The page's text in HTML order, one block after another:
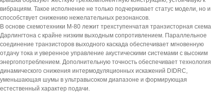
вибрациям. Такое исполнение не только подчеркивает статус модели, но и
способствует снижению нежелательных резонансов.
В основе схемотехники M-80 лежит трехступенчатая транзисторная схема
Дарлингтона с крайне низким выходным сопротивлением. Параллельное
соединение транзисторов выходного каскада обеспечивает мгновенную
отдачу тока и уверенное управление акустическими системами с высоким
энергопотреблением. Дополнительную точность обеспечивает технология
динамического снижения интермодуляционных искажений DIDRC,
уменьшающая шумы в ультравысоком диапазоне и формирующая
естественный характер подачи.